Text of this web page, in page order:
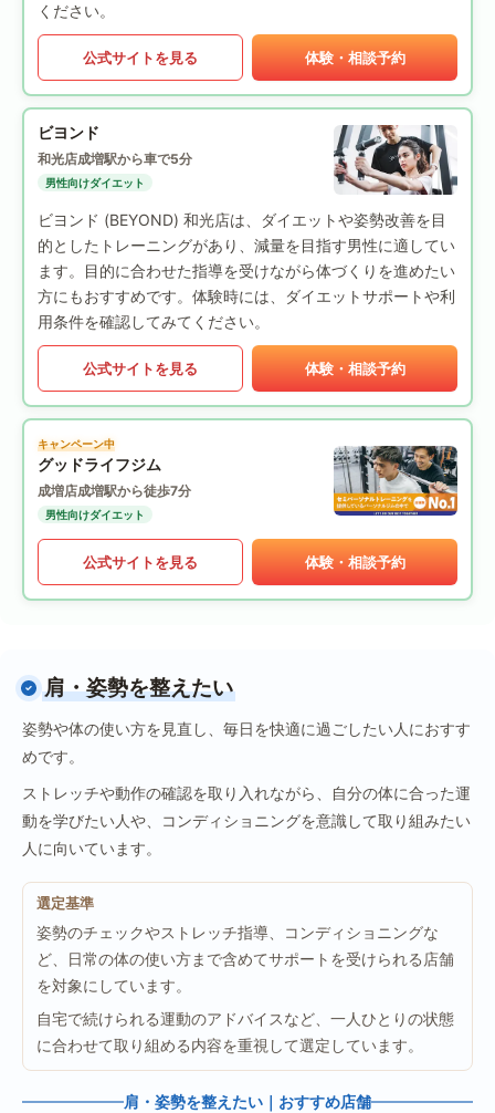
ください。
公式サイトを見る 体験・相談予約
ビヨンド
和光店成増駅から車で5分
男性向けダイエット
ビヨンド (BEYOND) 和光店は、ダイエットや姿勢改善を目
的としたトレーニングがあり、減量を目指す男性に適してい
ます。目的に合わせた指導を受けながら体づくりを進めたい
方にもおすすめです。体験時には、ダイエットサポートや利
用条件を確認してみてください。
公式サイトを見る 体験・相談予約
キャンペーン中
グッドライフジム
成増店成増駅から徒歩7分
男性向けダイエット
公式サイトを見る 体験・相談予約
肩・姿勢を整えたい
姿勢や体の使い方を見直し、毎日を快適に過ごしたい人におすす
めです。
ストレッチや動作の確認を取り入れながら、自分の体に合った運
動を学びたい人や、コンディショニングを意識して取り組みたい
人に向いています。
選定基準
姿勢のチェックやストレッチ指導、コンディショニングな
ど、日常の体の使い方まで含めてサポートを受けられる店舗
を対象にしています。
自宅で続けられる運動のアドバイスなど、一人ひとりの状態
に合わせて取り組める内容を重視して選定しています。
肩・姿勢を整えたい｜おすすめ店舗